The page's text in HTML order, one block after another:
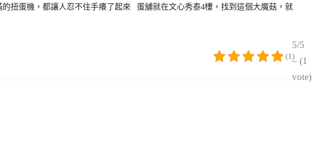
的扭蛋機，都讓人忍不住手癢了起來 蛋舖就在文心秀泰4樓，找到這個大魔菇，就
5/5
– (1
vote)
(1)